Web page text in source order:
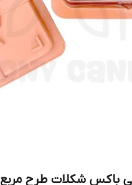
باکس شکلات طرح مربع